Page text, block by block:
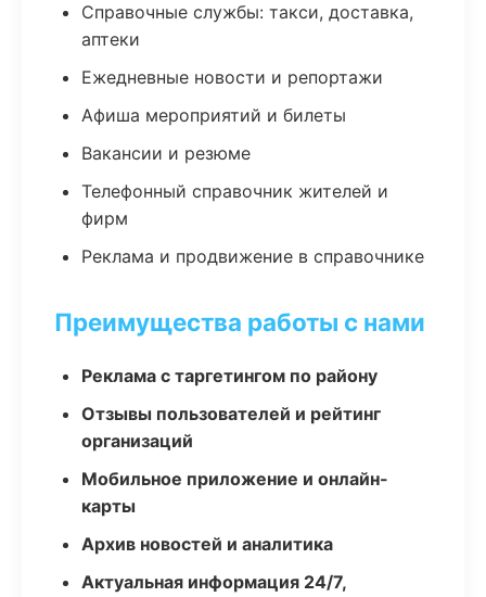
Справочные службы: такси, доставка,
аптеки
Ежедневные новости и репортажи
Афиша мероприятий и билеты
Вакансии и резюме
Телефонный справочник жителей и
фирм
Реклама и продвижение в справочнике
Преимущества работы с нами
Реклама с таргетингом по району
Отзывы пользователей и рейтинг
организаций
Мобильное приложение и онлайн-
карты
Архив новостей и аналитика
Актуальная информация 24/7,